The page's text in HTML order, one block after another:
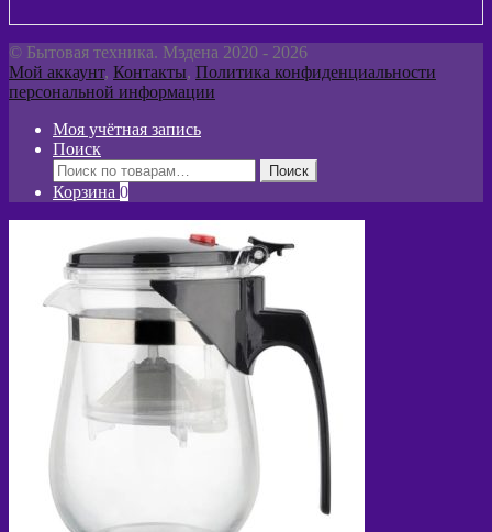
© Бытовая техника. Мэдена 2020 - 2026
Мой аккаунт, Контакты, Политика конфиденциальности
персональной информации
Моя учётная запись
Поиск
Искать:
Поиск
Корзина 0